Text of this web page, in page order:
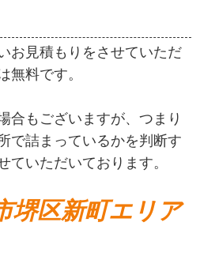
お見積もりをさせていただ
無料です。
合もございますが、つまり
で詰まっているかを判断す
ていただいております。
堺区新町エリア